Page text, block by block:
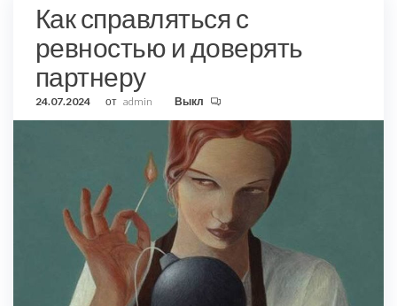
Как справляться с
ревностью и доверять
партнеру
24.07.2024 от admin Выкл